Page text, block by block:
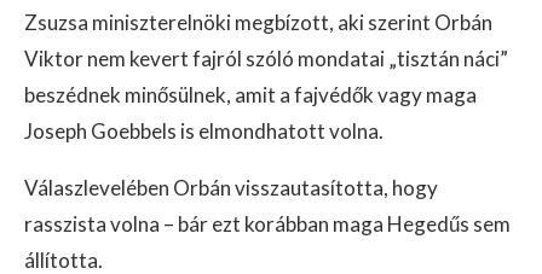
Zsuzsa miniszterelnöki megbízott, aki szerint Orbán
Viktor nem kevert fajról szóló mondatai „tisztán náci”
beszédnek minősülnek, amit a fajvédők vagy maga
Joseph Goebbels is elmondhatott volna.
Válaszlevelében Orbán visszautasította, hogy
rasszista volna – bár ezt korábban maga Hegedűs sem
állította.